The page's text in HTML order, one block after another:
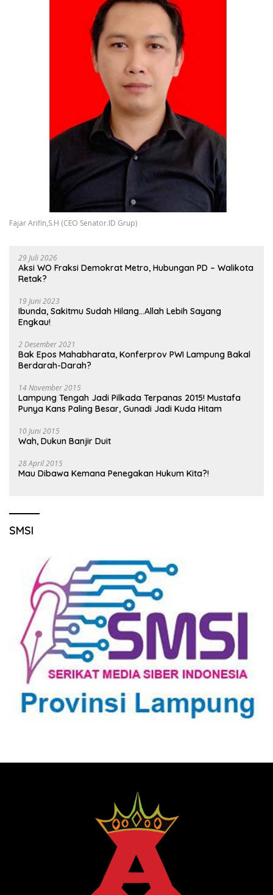
Fajar Arifin,S.H (CEO Senator.ID Grup)
29 Juli 2026
Aksi WO Fraksi Demokrat Metro, Hubungan PD – Walikota
Retak?
19 Juni 2023
Ibunda, Sakitmu Sudah Hilang…Allah Lebih Sayang
Engkau!
2 Desember 2021
Bak Epos Mahabharata, Konferprov PWI Lampung Bakal
Berdarah-Darah?
14 November 2015
Lampung Tengah Jadi Pilkada Terpanas 2015! Mustafa
Punya Kans Paling Besar, Gunadi Jadi Kuda Hitam
10 Juni 2015
Wah, Dukun Banjir Duit
28 April 2015
Mau Dibawa Kemana Penegakan Hukum Kita?!
SMSI